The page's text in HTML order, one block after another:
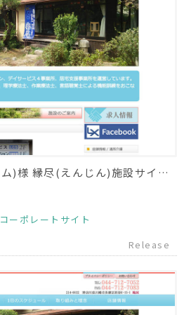
株式会社Luxem(ラクセム)様 縁尽(えんじん)施設サイト制作
コーポレートサイト
Release